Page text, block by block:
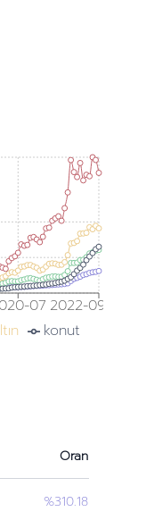
07 2022-09
konut
Oran
%310.18